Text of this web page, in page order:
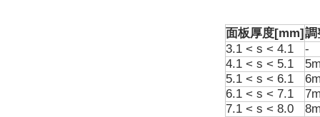
面板厚度[mm] 調
3.1 < s < 4.1
-
4.1 < s < 5.1
5.1 < s < 6.1
6.1 < s < 7.1
7.1 < s < 8.0